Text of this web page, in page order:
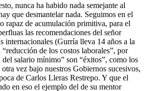
nunca ha habido nada semejante al
que desmantelar nada. Seguimos en el
rapaz de acumulación primitiva, para el
las recomendaciones del señor
internacionales (Gurría lleva 14 años a la
de los costos laborales”, por
salario mínimo” son “éxitos”, como los
vez bajo nuestros Gobiernos sucesivos,
de Carlos Lleras Restrepo. Y que el
en eso el ejemplo del de su mentor